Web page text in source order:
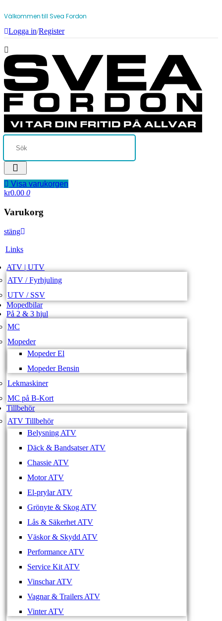
Välkommen till Svea Fordon
Logga in/Register
Visa varukorgen
kr0.00 0
Varukorg
stäng
Links
ATV | UTV
ATV / Fyrhjuling
UTV / SSV
Mopedbilar
På 2 & 3 hjul
MC
Mopeder
Mopeder El
Mopeder Bensin
Lekmaskiner
MC på B-Kort
Tillbehör
ATV Tillbehör
Belysning ATV
Däck & Bandsatser ATV
Chassie ATV
Motor ATV
El-prylar ATV
Grönyte & Skog ATV
Lås & Säkerhet ATV
Väskor & Skydd ATV
Performance ATV
Service Kit ATV
Vinschar ATV
Vagnar & Trailers ATV
Vinter ATV